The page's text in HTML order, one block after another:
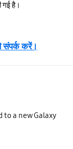
गई है।
संपर्क करें।
to a new Galaxy